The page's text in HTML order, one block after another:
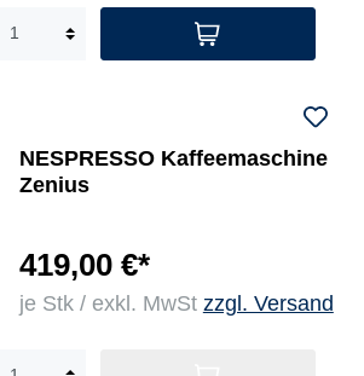
NESPRESSO Kaffeemaschine
Zenius
419,00 €*
je Stk / exkl. MwSt zzgl. Versand